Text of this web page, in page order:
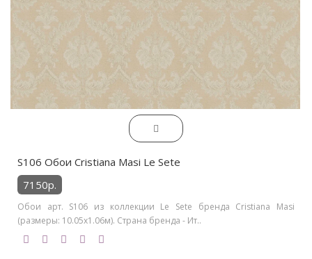
S106 Обои Cristiana Masi Le Sete
7150р.
Обои арт. S106 из коллекции Le Sete бренда Cristiana Masi
(размеры: 10.05х1.06м). Страна бренда - Ит..